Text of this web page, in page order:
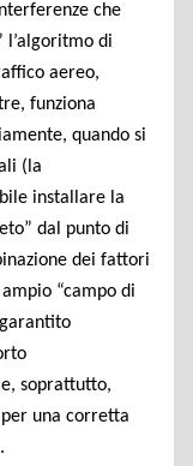
che
l’algoritmo di
aereo,
funziona
quando si
(la
installare la
dal punto di
dei fattori
“campo di
soprattutto,
una corretta